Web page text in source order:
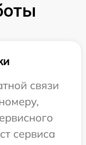
связи
сервиса